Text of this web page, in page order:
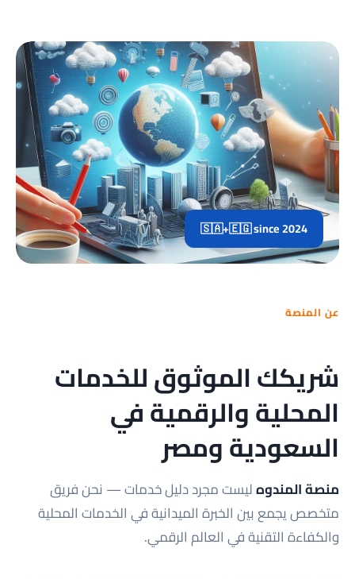
عن المنصة
شريكك الموثوق للخدمات
المحلية والرقمية في
السعودية ومصر
منصة المندوهليست مجرد دليل خدمات — نحن فريق
متخصص يجمع بين الخبرة الميدانية في الخدمات المحلية
والكفاءة التقنية في العالم الرقمي.
🇸🇦+🇪🇬 since 2024